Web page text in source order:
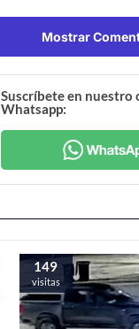
Mostrar
Suscríbete en nuestro
Whatsapp:
149
visitas